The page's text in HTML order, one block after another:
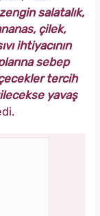
salatalık,
çilek,
ihtiyacının
sebep
tercih
yavaş